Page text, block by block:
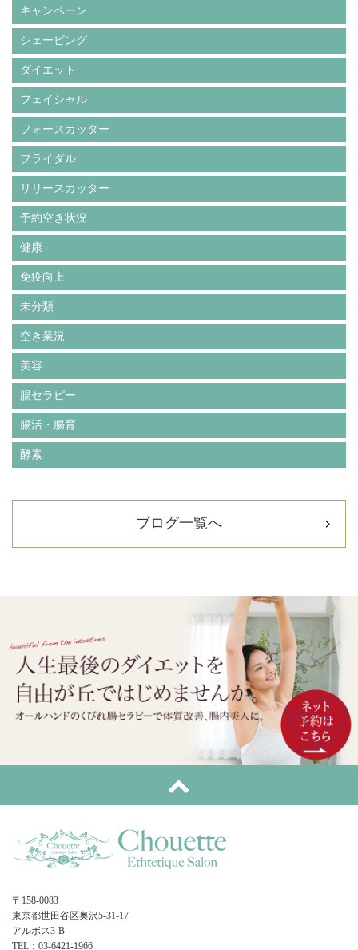
キャンペーン
シェービング
ダイエット
フェイシャル
フォースカッター
ブライダル
リリースカッター
予約空き状況
健康
免疫向上
未分類
空き業況
美容
腸セラピー
腸活・腸育
酵素
ブログ一覧へ
〒158-0083
東京都世田谷区奥沢5-31-17
アルボス3-B
TEL：03-6421-1966